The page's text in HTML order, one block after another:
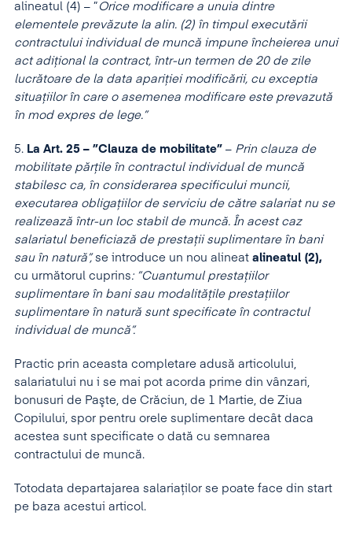
alineatul (4) – ” Orice modificare a unuia dintre
elementele prevăzute la alin. (2) în timpul executării
contractului individual de muncă impune încheierea unui
act adiţional la contract, într-un termen de 20 de zile
lucrătoare de la data apariţiei modificării, cu exceptia
situaţiilor în care o asemenea modificare este prevazută
în mod expres de lege.”
5. La Art. 25 – ”Clauza de mobilitate” – Prin clauza de
mobilitate părţile în contractul individual de muncă
stabilesc ca, în considerarea specificului muncii,
executarea obligaţiilor de serviciu de către salariat nu se
realizează într-un loc stabil de muncă. În acest caz
salariatul beneficiază de prestaţii suplimentare în bani
sau în natură”,se introduce un nou alineat alineatul (2),
cu următorul cuprins: ”Cuantumul prestaţiilor
suplimentare în bani sau modalităţile prestaţiilor
suplimentare în natură sunt specificate în contractul
individual de muncă”.
Practic prin aceasta completare adusă articolului,
salariatului nu i se mai pot acorda prime din vânzari,
bonusuri de Paşte, de Crăciun, de 1 Martie, de Ziua
Copilului, spor pentru orele suplimentare decât daca
acestea sunt specificate o dată cu semnarea
contractului de muncă.
Totodata departajarea salariaţilor se poate face din start
pe baza acestui articol.